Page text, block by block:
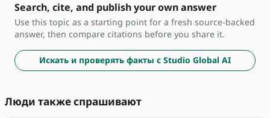
Search, cite, and publish your own answer
Use this topic as a starting point for a fresh source-backed
answer, then compare citations before you share it.
Искать и проверять факты с Studio Global AI
Люди также спрашивают